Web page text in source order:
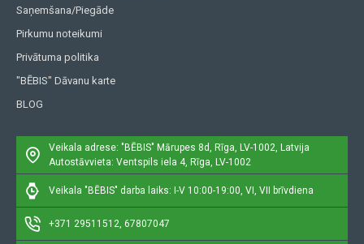
Saņemšana/Piegāde
Pirkumu noteikumi
Privātuma politika
"BĒBIS" Dāvanu karte
BLOG
Veikala adrese: "BĒBIS" Mārupes 8d, Rīga, LV-1002, Latvija
Autostāvvieta: Ventspils iela 4, Rīga, LV-1002
Veikala "BĒBIS" darba laiks: I-V 10:00-19:00, VI, VII brīvdiena
+371 29511512, 67807047